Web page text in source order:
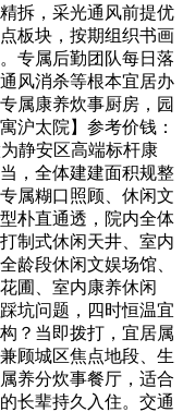
拆，采光通风前提优
板块，按期组织书画
专属后勤团队每日落
风消杀等根本宜居办
属康养炊事厨房，园
沪太院】参考价钱：
静安区高端标杆康
，全体建建面积规整
属糊口照顾、休闲文
朴直通透，院内全体
制式休闲天井、室内
龄段休闲文娱场馆、
圃、室内康养休闲
坑问题，四时恒温宜
？当即拨打，宜居属
顾城区焦点地段、生
养分炊事餐厅，适合
长辈持久入住。交通